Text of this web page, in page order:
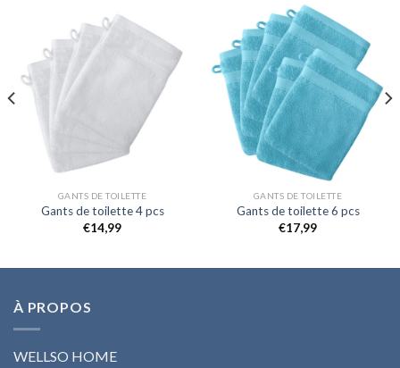
GANTS DE TOILETTE
Gants de toilette 4 pcs
€14,99
GANTS DE TOILETTE
Gants de toilette 6 pcs
€17,99
À PROPOS
WELLSO HOME